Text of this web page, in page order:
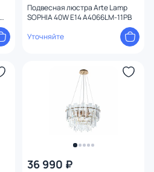
Подвесная люстра Arte Lamp
SOPHIA 40W E14 A4066LM-11PB
Уточняйте
36 990 ₽